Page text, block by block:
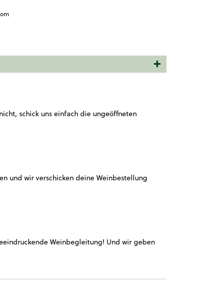
schick uns einfach die ungeöffneten
und wir verschicken deine Weinbestellung
Weinbegleitung! Und wir geben